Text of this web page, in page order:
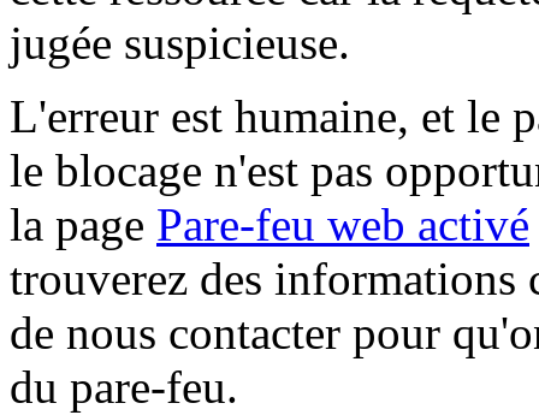
jugée suspicieuse.
L'erreur est humaine, et le
le blocage n'est pas
la page Pare-feu web activé
trouverez des informations
de nous contacter pour
du pare-feu.